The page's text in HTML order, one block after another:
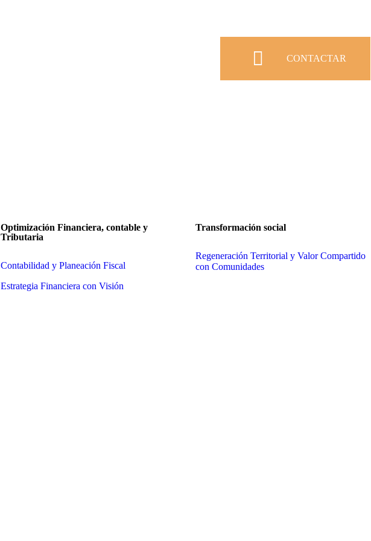
CONTACTAR
Optimización Financiera, contable y
Tributaria
Contabilidad y Planeación Fiscal
Estrategia Financiera con Visión
Transformación social
Regeneración Territorial y Valor Compartido
con Comunidades